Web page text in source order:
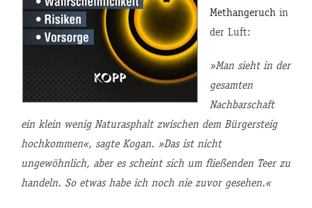
Methangeruch in
der Luft:
»Man sieht in der
gesamten
Nachbarschaft
ein klein wenig Naturasphalt zwischen dem Bürgersteig
hochkommen«, sagte Kogan. »Das ist nicht
ungewöhnlich, aber es scheint sich um fließenden Teer zu
handeln. So etwas habe ich noch nie zuvor gesehen.«